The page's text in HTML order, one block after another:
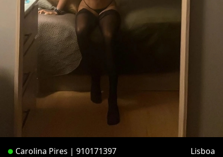
Carolina Pires | 910171397 Lisboa